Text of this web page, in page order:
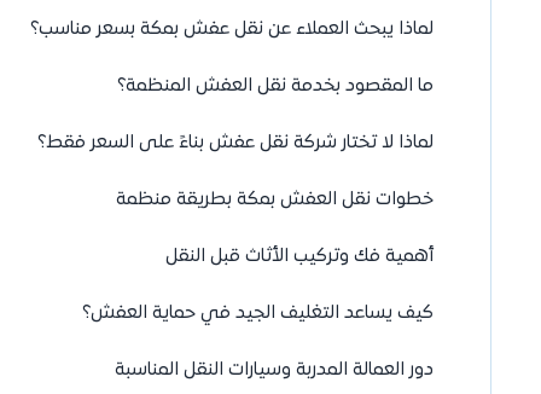
لماذا يبحث العملاء عن نقل عفش بمكة بسعر مناسب؟
ما المقصود بخدمة نقل العفش المنظمة؟
لماذا لا تختار شركة نقل عفش بناءً على السعر فقط؟
خطوات نقل العفش بمكة بطريقة منظمة
أهمية فك وتركيب الأثاث قبل النقل
كيف يساعد التغليف الجيد في حماية العفش؟
دور العمالة المدربة وسيارات النقل المناسبة